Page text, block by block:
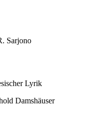
Sarjono
Lyrik
Damshäuser